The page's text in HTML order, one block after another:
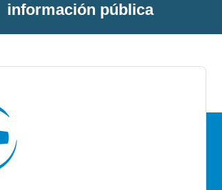
información pública